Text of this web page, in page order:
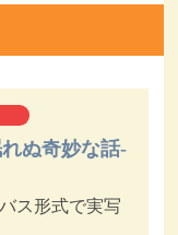
ぬ奇妙な話-
ス形式で実写